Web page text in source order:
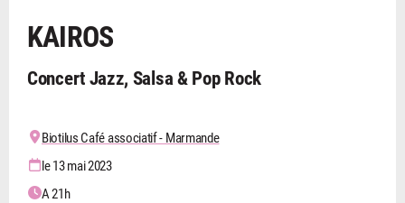
KAIROS
Concert Jazz, Salsa & Pop Rock
Biotilus Café associatif - Marmande
le 13 mai 2023
A 21h